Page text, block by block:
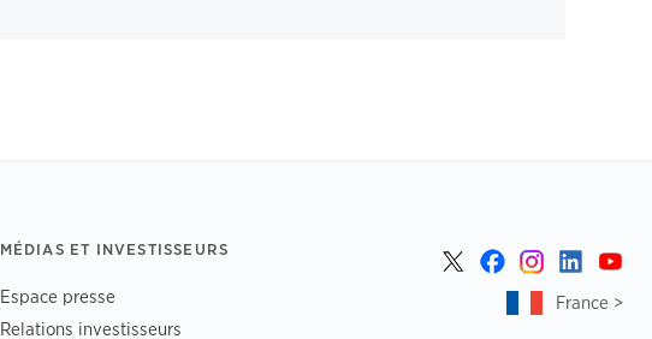
MÉDIAS ET INVESTISSEURS
Espace presse
Relations investisseurs
France >